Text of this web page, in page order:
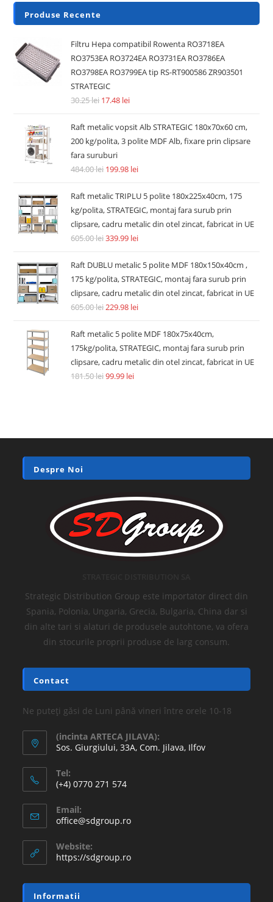
Produse Recente
Filtru Hepa compatibil Rowenta RO3718EA
RO3753EA RO3724EA RO3731EA RO3786EA
RO3798EA RO3799EA tip RS-RT900586 ZR903501
STRATEGIC
30.25lei 17.48 lei
Raft metalic vopsit Alb STRATEGIC 180x70x60 cm,
200 kg/polita, 3 polite MDF Alb, fixare prin clipsare
fara suruburi
484.00lei 199.98 lei
Raft metalic TRIPLU 5 polite 180x225x40cm, 175
kg/polita, STRATEGIC, montaj fara surub prin
clipsare, cadru metalic din otel zincat, fabricat in UE
605.00lei339.99 lei
Raft DUBLU metalic 5 polite MDF 180x150x40cm ,
175 kg/polita, STRATEGIC, montaj fara surub prin
clipsare, cadru metalic din otel zincat, fabricat in UE
605.00lei229.98 lei
Raft metalic 5 polite MDF 180x75x40cm,
175kg/polita, STRATEGIC, montaj fara surub prin
clipsare, cadru metalic din otel zincat, fabricat in UE
181.50lei99.99 lei
Despre Noi
Strategic Distribution Group este importator direct din
Spania, Polonia, Ungaria, Grecia, Bulgaria, China dar si
din alte tari si alaturi de produsele autohtone, va ofera
din stocurile proprii produse de larg consum.
Contact
Ne puteți găsi de Luni până vineri între orele 10-18
(incinta ARTECA JILAVA):
Sos. Giurgiului, 33A, Com. Jilava, Ilfov
Tel:
(+4) 0770 271 574
Email:
office@sdgroup.ro
Website:
https://sdgroup.ro
Informatii